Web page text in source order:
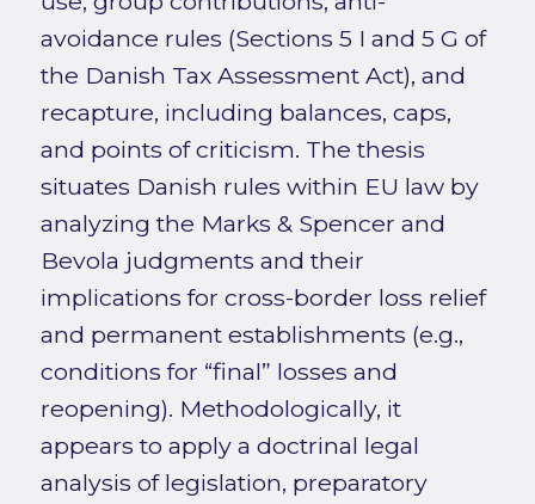
avoidance rules (Sections 5 I and 5 G of
the Danish Tax Assessment Act), and
recapture, including balances, caps,
and points of criticism. The thesis
situates Danish rules within EU law by
analyzing the Marks & Spencer and
Bevola judgments and their
implications for cross-border loss relief
and permanent establishments (e.g.,
conditions for “final” losses and
reopening). Methodologically, it
appears to apply a doctrinal legal
analysis of legislation, preparatory